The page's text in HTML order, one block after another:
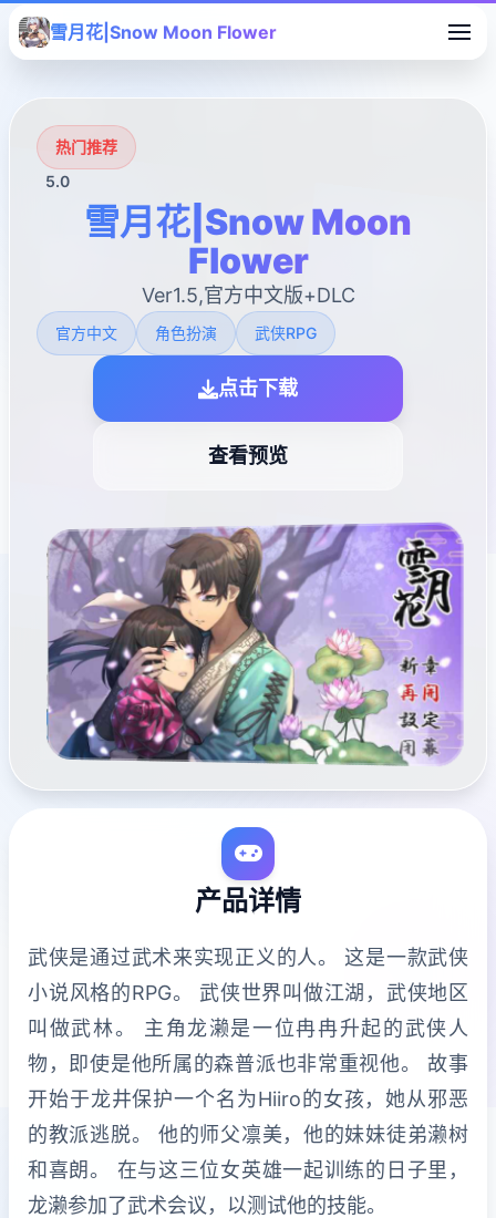
雪月花|Snow Moon Flower
热门推荐
5.0
雪月花|Snow Moon
Flower
Ver1.5,官方中文版+DLC
官方中文 角色扮演 武侠RPG
点击下载
查看预览
产品详情
武侠是通过武术来实现正义的人。 这是一款武侠
小说风格的RPG。 武侠世界叫做江湖，武侠地区
叫做武林。 主角龙濑是一位冉冉升起的武侠人
物，即使是他所属的森普派也非常重视他。 故事
开始于龙井保护一个名为Hiiro的女孩，她从邪恶
的教派逃脱。 他的师父凛美，他的妹妹徒弟濑树
和喜朗。 在与这三位女英雄一起训练的日子里，
龙濑参加了武术会议，以测试他的技能。